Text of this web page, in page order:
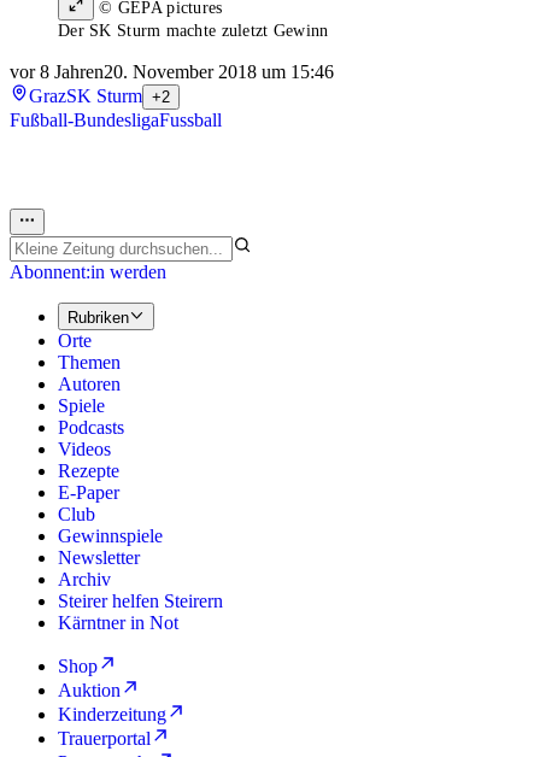
© GEPA pictures
Der SK Sturm machte zuletzt Gewinn
vor 8 Jahren20. November 2018 um 15:46
GrazSK Sturm +2
Fußball-BundesligaFussball
Abonnent:in werden
Rubriken
Orte
Themen
Autoren
Spiele
Podcasts
Videos
Rezepte
E-Paper
Club
Gewinnspiele
Newsletter
Archiv
Steirer helfen Steirern
Kärntner in Not
Shop
Auktion
Kinderzeitung
Trauerportal